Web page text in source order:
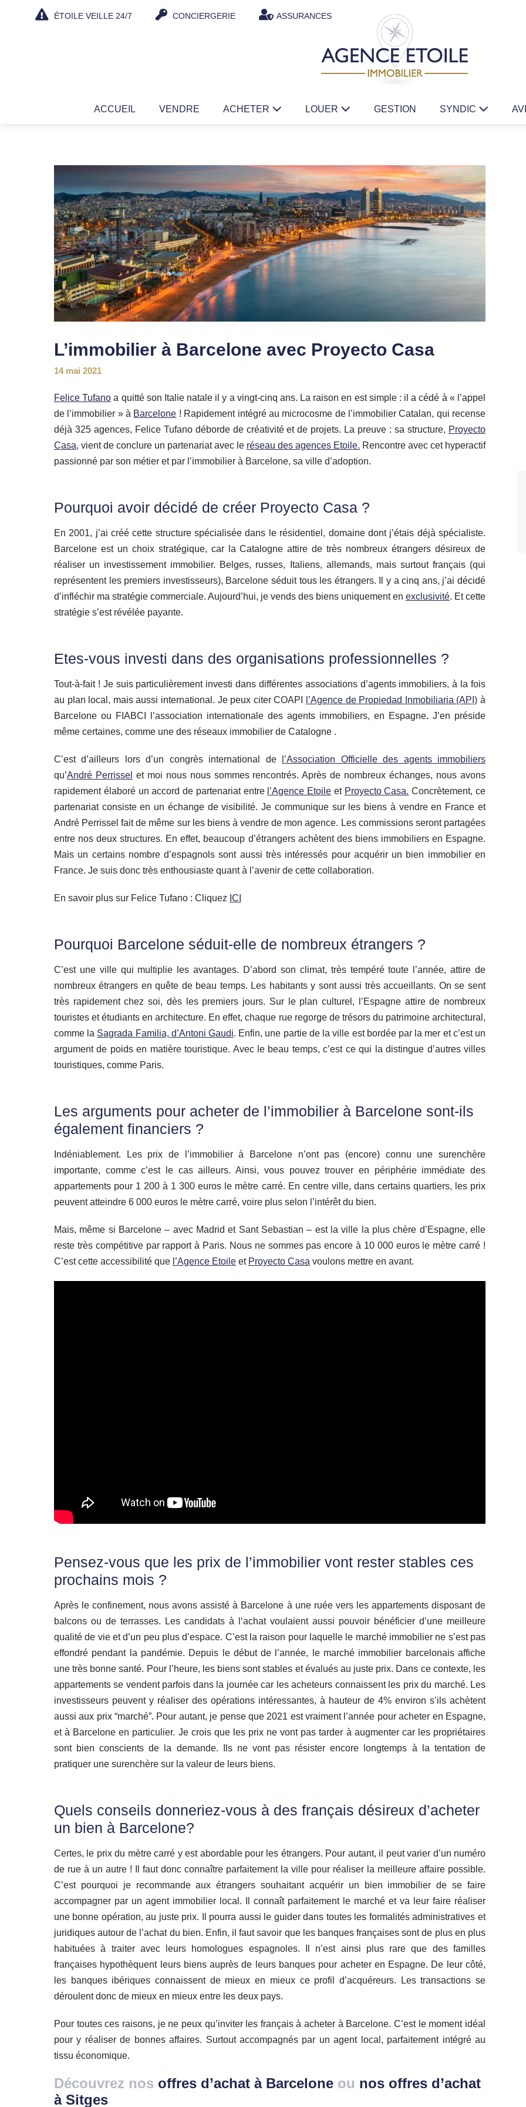
ÉTOILE VEILLE 24/7 CONCIERGERIE ASSURANCES
ACCUEIL VENDRE ACHETER LOUER GESTION SYNDIC
L’immobilier à Barcelone avec Proyecto Casa
14 mai 2021
Felice Tufano a quitté son Italie natale il y a vingt-cinq ans. La raison en est simple : il a cédé à « l’appel
de l’immobilier » à Barcelone ! Rapidement intégré au microcosme de l’immobilier Catalan, qui recense
déjà 325 agences, Felice Tufano déborde de créativité et de projets. La preuve : sa structure, Proyecto
Casa, vient de conclure un partenariat avec le réseau des agences Etoile. Rencontre avec cet hyperactif
passionné par son métier et par l’immobilier à Barcelone, sa ville d’adoption.
Pourquoi avoir décidé de créer Proyecto Casa ?
En 2001, j’ai créé cette structure spécialisée dans le résidentiel, domaine dont j’étais déjà spécialiste.
Barcelone est un choix stratégique, car la Catalogne attire de très nombreux étrangers désireux de
réaliser un investissement immobilier. Belges, russes, Italiens, allemands, mais surtout français (qui
représentent les premiers investisseurs), Barcelone séduit tous les étrangers. Il y a cinq ans, j’ai décidé
d’infléchir ma stratégie commerciale. Aujourd’hui, je vends des biens uniquement en exclusivité. Et cette
stratégie s’est révélée payante.
Etes-vous investi dans des organisations professionnelles ?
Tout-à-fait ! Je suis particulièrement investi dans différentes associations d’agents immobiliers, à la fois
au plan local, mais aussi international. Je peux citer COAPI
l’Agence de Propiedad Inmobiliaria (API) à
Barcelone ou FIABCI l’association internationale des agents immobiliers, en Espagne. J’en préside
même certaines, comme une des réseaux immobilier de Catalogne .
C’est d’ailleurs lors d’un congrès international de
l’Association Officielle des agents immobiliers
qu’André Perrissel et moi nous nous sommes rencontrés. Après de nombreux échanges, nous avons
rapidement élaboré un accord de partenariat entre l’Agence Etoile et Proyecto Casa. Concrètement, ce
partenariat consiste en un échange de visibilité. Je communique sur les biens à vendre en France et
André Perrissel fait de même sur les biens à vendre de mon agence. Les commissions seront partagées
entre nos deux structures. En effet, beaucoup d’étrangers achètent des biens immobiliers en Espagne.
Mais un certains nombre d’espagnols sont aussi très intéressés pour acquérir un bien immobilier en
France. Je suis donc très enthousiaste quant à l’avenir de cette collaboration.
En savoir plus sur Felice Tufano : Cliquez ICI
Pourquoi Barcelone séduit-elle de nombreux étrangers ?
C’est une ville qui multiplie les avantages. D’abord son climat, très tempéré toute l’année, attire de
nombreux étrangers en quête de beau temps. Les habitants y sont aussi très accueillants. On se sent
très rapidement chez soi, dès les premiers jours. Sur le plan culturel, l’Espagne attire de nombreux
touristes et étudiants en architecture. En effet, chaque rue regorge de trésors du patrimoine architectural,
comme la Sagrada Familia, d’Antoni Gaudi. Enfin, une partie de la ville est bordée par la mer et c’est un
argument de poids en matière touristique. Avec le beau temps, c’est ce qui la distingue d’autres villes
touristiques, comme Paris.
Les arguments pour acheter de l’immobilier à Barcelone sont-ils
également financiers ?
Indéniablement. Les prix de l’immobilier à Barcelone n’ont pas (encore) connu une surenchère
importante, comme c’est le cas ailleurs. Ainsi, vous pouvez trouver en périphérie immédiate des
appartements pour 1 200 à 1 300 euros le mètre carré. En centre ville, dans certains quartiers, les prix
peuvent atteindre 6 000 euros le mètre carré, voire plus selon l’intérêt du bien.
Mais, même si Barcelone – avec Madrid et Sant Sebastian – est la ville la plus chère d’Espagne, elle
reste très compétitive par rapport à Paris. Nous ne sommes pas encore à 10 000 euros le mètre carré !
C’est cette accessibilité que l’Agence Etoile et Proyecto Casa voulons mettre en avant.
Pensez-vous que les prix de l’immobilier vont rester stables ces
prochains mois ?
Après le confinement, nous avons assisté à Barcelone à une ruée vers les appartements disposant de
balcons ou de terrasses. Les candidats à l‘achat voulaient aussi pouvoir bénéficier d’une meilleure
qualité de vie et d’un peu plus d’espace. C’est la raison pour laquelle le marché immobilier ne s’est pas
effondré pendant la pandémie. Depuis le début de l’année, le marché immobilier barcelonais affiche
une très bonne santé. Pour l’heure, les biens sont stables et évalués au juste prix. Dans ce contexte, les
appartements se vendent parfois dans la journée car les acheteurs connaissent les prix du marché. Les
investisseurs peuvent y réaliser des opérations intéressantes, à hauteur de 4% environ s’ils achètent
aussi aux prix “marché”. Pour autant, je pense que 2021 est vraiment l’année pour acheter en Espagne,
et à Barcelone en particulier. Je crois que les prix ne vont pas tarder à augmenter car les propriétaires
sont bien conscients de la demande. Ils ne vont pas résister encore longtemps à la tentation de
pratiquer une surenchère sur la valeur de leurs biens.
Quels conseils donneriez-vous à des français désireux d’acheter
un bien à Barcelone?
Certes, le prix du mètre carré y est abordable pour les étrangers. Pour autant, il peut varier d’un numéro
de rue à un autre ! Il faut donc connaître parfaitement la ville pour réaliser la meilleure affaire possible.
C’est pourquoi je recommande aux étrangers souhaitant acquérir un bien immobilier de se faire
accompagner par un agent immobilier local. Il connaît parfaitement le marché et va leur faire réaliser
une bonne opération, au juste prix. Il pourra aussi le guider dans toutes les formalités administratives et
juridiques autour de l’achat du bien. Enfin, il faut savoir que les banques françaises sont de plus en plus
habituées à traiter avec leurs homologues espagnoles. Il n’est ainsi plus rare que des familles
françaises hypothèquent leurs biens auprès de leurs banques pour acheter en Espagne. De leur côté,
les banques ibériques connaissent de mieux en mieux ce profil d’acquéreurs. Les transactions se
déroulent donc de mieux en mieux entre les deux pays.
Pour toutes ces raisons, je ne peux qu’inviter les français à acheter à Barcelone. C’est le moment idéal
pour y réaliser de bonnes affaires. Surtout accompagnés par un agent local, parfaitement intégré au
tissu économique.
Découvrez nos offres d’achat à Barcelone ou nos offres d’achat
à Sitges